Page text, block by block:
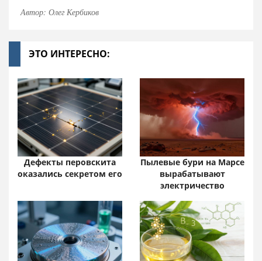
Автор: Олег Кербиков
ЭТО ИНТЕРЕСНО:
Дефекты перовскита
оказались секретом его
Пылевые бури на Марсе
вырабатывают
электричество